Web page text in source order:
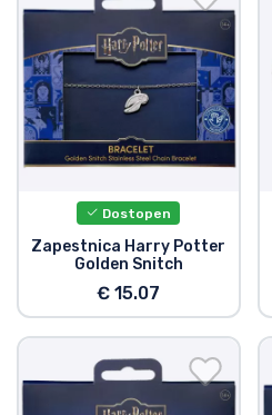
Dostopen
Zapestnica Harry Potter
Golden Snitch
€ 15.07